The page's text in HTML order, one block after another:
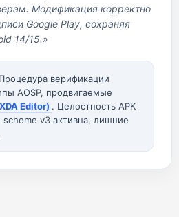
Модификация корректно
Google Play, сохраняя
14/15.»
Процедура верификации
AOSP, продвигаемые
Editor) . Целостность APK
v3 активна, лишние